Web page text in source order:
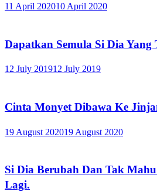
11 April 202010 April 2020
Dapatkan Semula Si Dia Yang
12 July 201912 July 2019
Cinta Monyet Dibawa Ke
19 August 202019 August 2020
Si Dia Berubah Dan Tak
Lagi.